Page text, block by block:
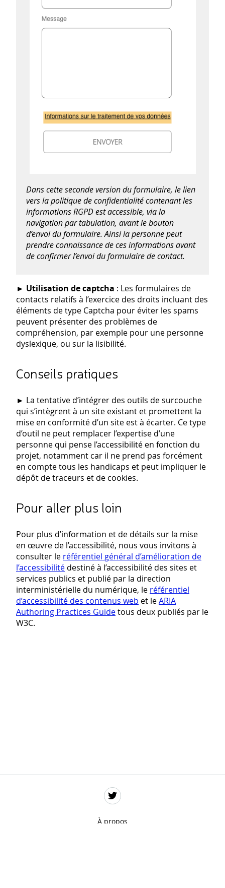
Dans cette seconde version du formulaire, le lien
vers la politique de confidentialité contenant les
informations RGPD est accessible, via la
navigation par tabulation, avant le bouton
d’envoi du formulaire. Ainsi la personne peut
prendre connaissance de ces informations avant
de confirmer l’envoi du formulaire de contact.
► Utilisation de captcha : Les formulaires de
contacts relatifs à l’exercice des droits incluant des
éléments de type Captcha pour éviter les spams
peuvent présenter des problèmes de
compréhension, par exemple pour une personne
dyslexique, ou sur la lisibilité.
Conseils pratiques
► La tentative d’intégrer des outils de surcouche
qui s’intègrent à un site existant et promettent la
mise en conformité d’un site est à écarter. Ce type
d’outil ne peut remplacer l’expertise d’une
personne qui pense l’accessibilité en fonction du
projet, notamment car il ne prend pas forcément
en compte tous les handicaps et peut impliquer le
dépôt de traceurs et de cookies.
Pour aller plus loin
Pour plus d’information et de détails sur la mise
en œuvre de l’accessibilité, nous vous invitons à
consulter le référentiel général d’amélioration de
l’accessibilité destiné à l’accessibilité des sites et
services publics et publié par la direction
interministérielle du numérique, le référentiel
d’accessibilité des contenus web et leARIA
Authoring Practices Guidetous deux publiés par le
W3C.
À propos